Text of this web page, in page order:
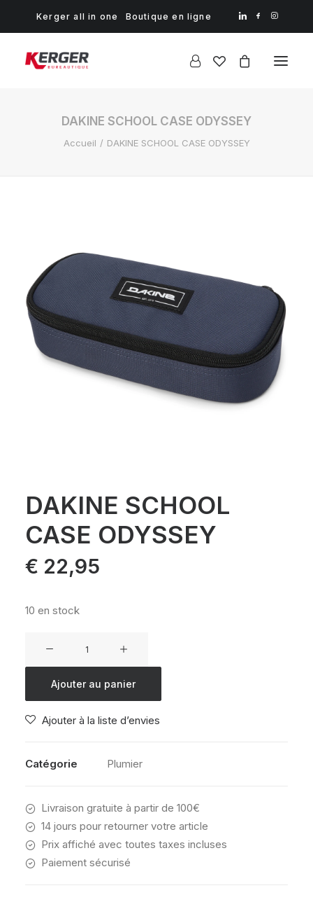
Kerger all in one Boutique en ligne
DAKINE SCHOOL CASE ODYSSEY
Accueil DAKINE SCHOOL CASE ODYSSEY
DAKINE SCHOOL
CASE ODYSSEY
€ 22,95
10 en stock
SCHOOL
ODYSSEY
Ajouter au panier
Ajouter à la liste d’envies
Catégorie Plumier
Livraison gratuite à partir de 100€
14 jours pour retourner votre article
Prix affiché avec toutes taxes incluses
Paiement sécurisé